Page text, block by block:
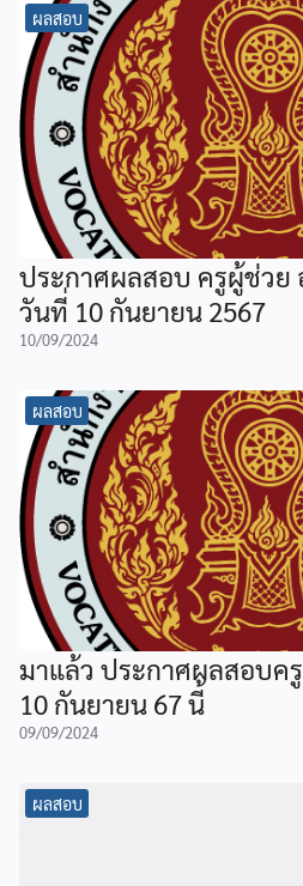
ผลสอบ
ประกาศผลสอบ ครูผู้ช่วย
วันที่ 10 กันยายน 2567
10/09/2024
ผลสอบ
มาแล้ว ประกาศผลสอบค
10 กันยายน 67 นี้
09/09/2024
ผลสอบ